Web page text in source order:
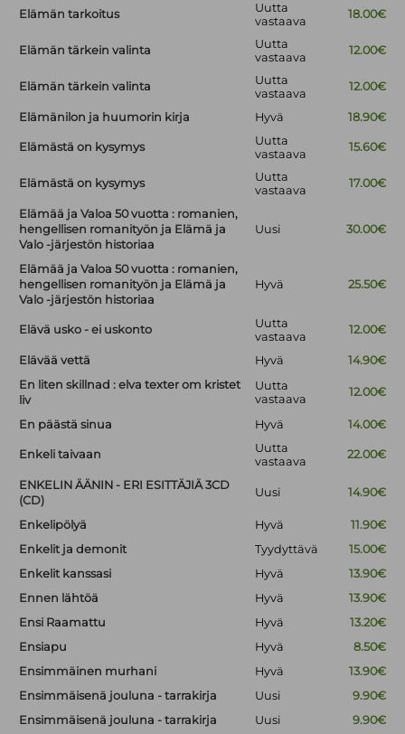
Elämän tarkoitus
Uutta
vastaava
18.00€
Elämän tärkein valinta
Uutta
vastaava
12.00€
Elämän tärkein valinta
Uutta
vastaava
12.00€
Elämänilon ja huumorin kirja Hyvä 18.90€
Elämästä on kysymys
Uutta
vastaava
15.60€
Elämästä on kysymys
Uutta
vastaava
17.00€
Elämää ja Valoa 50 vuotta : romanien,
hengellisen romanityön ja Elämä ja
Valo -järjestön historiaa
Uusi 30.00€
Elämää ja Valoa 50 vuotta : romanien,
hengellisen romanityön ja Elämä ja
Valo -järjestön historiaa
Hyvä 25.50€
Elävä usko - ei uskonto
Uutta
vastaava
12.00€
Elävää vettä Hyvä
14.90€
En liten skillnad : elva texter om kristet
liv
Uutta
vastaava
12.00€
En päästä sinua Hyvä 14.00€
Enkeli taivaan
Uutta
vastaava
22.00€
ENKELIN ÄÄNIN - ERI ESITTÄJIÄ 3CD
(CD)
Uusi 14.90€
Enkelipölyä Hyvä
11.90€
Enkelit ja demonit
Tyydyttävä
15.00€
Enkelit kanssasi
Hyvä
13.90€
Ennen lähtöä
Hyvä
13.90€
Ensi Raamattu
Hyvä
13.20€
Ensiapu
Hyvä
8.50€
Ensimmäinen murhani
Hyvä
13.90€
Ensimmäisenä jouluna - tarrakirja
Uusi
9.90€
Ensimmäisenä jouluna - tarrakirja
Uusi 9.90€